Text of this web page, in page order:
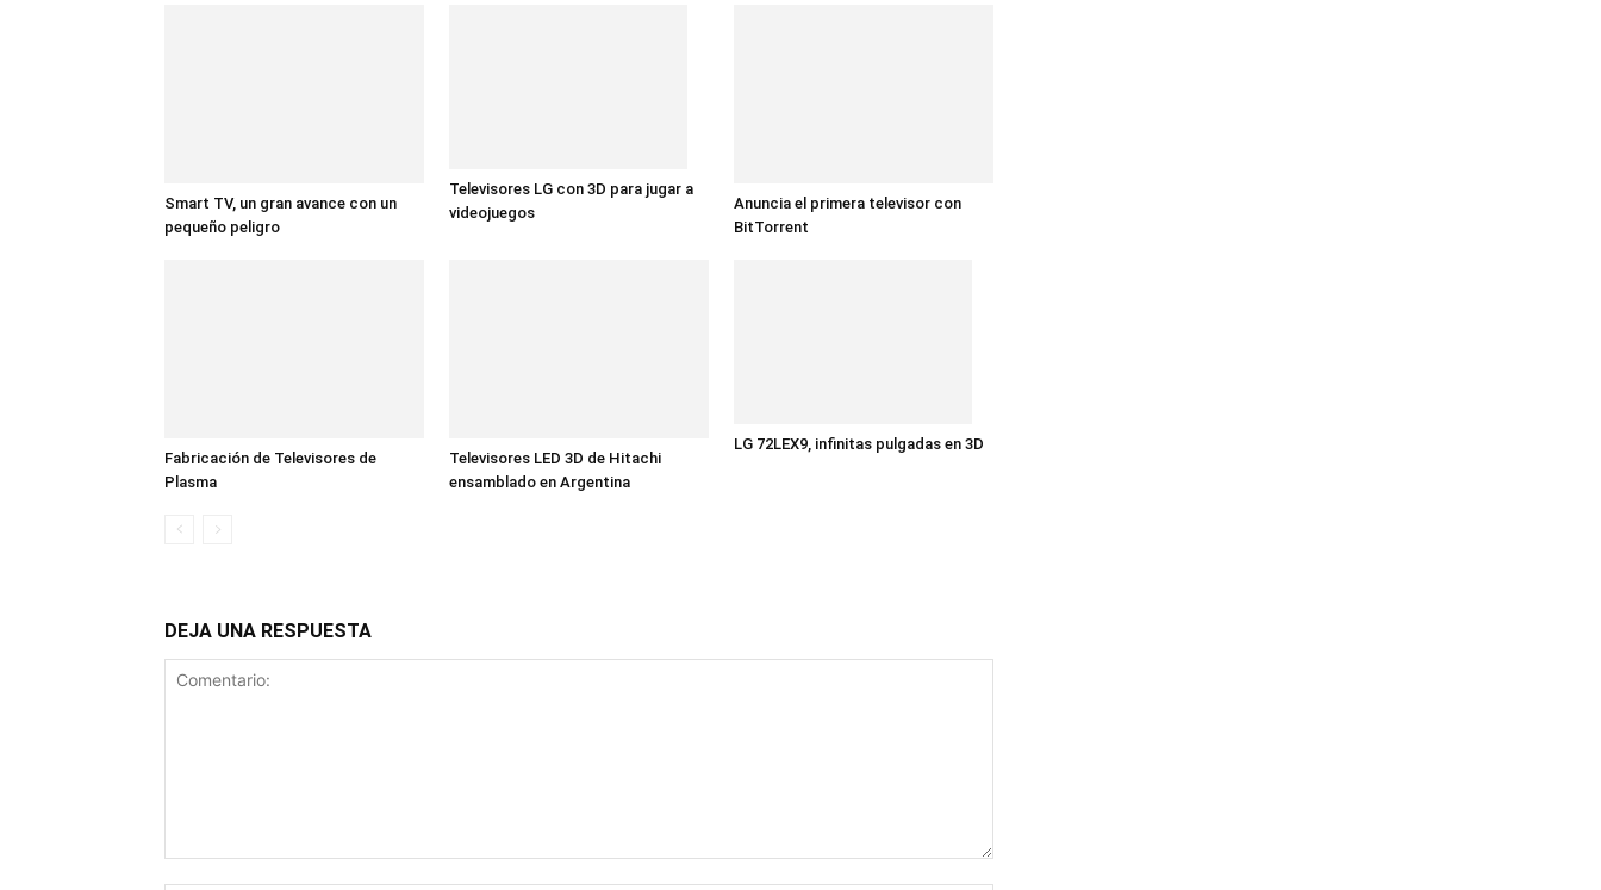
Smart TV, un gran avance con un
pequeño peligro
Televisores LG con 3D para jugar a
videojuegos
Anuncia el primera televisor con
BitTorrent
Fabricación de Televisores de
Plasma
Televisores LED 3D de Hitachi
ensamblado en Argentina
LG 72LEX9, infinitas pulgadas en 3D
DEJA UNA RESPUESTA